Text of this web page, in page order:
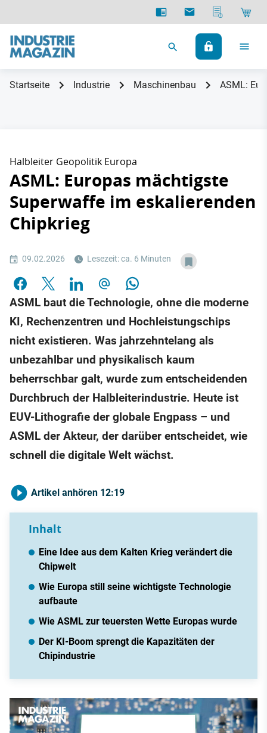
Startseite Industrie Maschinenbau ASML:
Halbleiter Geopolitik Europa
ASML: Europas mächtigste
Superwaffe im eskalierenden
Chipkrieg
09.02.2026 Lesezeit: ca. 6 Minuten
ASML baut die Technologie, ohne die moderne
KI, Rechenzentren und Hochleistungschips
nicht existieren. Was jahrzehntelang als
unbezahlbar und physikalisch kaum
beherrschbar galt, wurde zum entscheidenden
Durchbruch der Halbleiterindustrie. Heute ist
EUV-Lithografie der globale Engpass – und
ASML der Akteur, der darüber entscheidet, wie
schnell die digitale Welt wächst.
Artikel anhören 12:19
Inhalt
Eine Idee aus dem Kalten Krieg verändert die
Chipwelt
Wie Europa still seine wichtigste Technologie
aufbaute
Wie ASML zur teuersten Wette Europas wurde
Der KI-Boom sprengt die Kapazitäten der
Chipindustrie